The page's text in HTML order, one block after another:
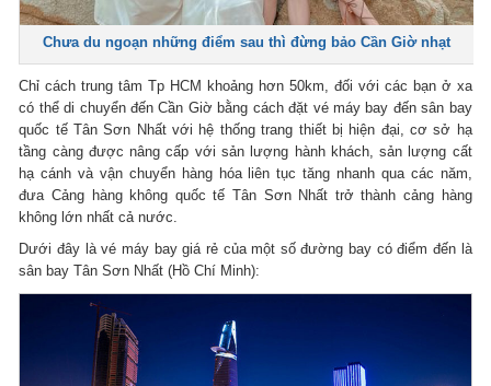
Chưa du ngoạn những điểm sau thì đừng bảo Cần Giờ nhạt
Chỉ cách trung tâm Tp HCM khoảng hơn 50km, đối với các bạn ở xa
có thể di chuyển đến Cần Giờ bằng cách đặt vé máy bay đến sân bay
quốc tế Tân Sơn Nhất với hệ thống trang thiết bị hiện đại, cơ sở hạ
tầng càng được nâng cấp với sản lượng hành khách, sản lượng cất
hạ cánh và vận chuyển hàng hóa liên tục tăng nhanh qua các năm,
đưa Cảng hàng không quốc tế Tân Sơn Nhất trở thành cảng hàng
không lớn nhất cả nước.
Dưới đây là vé máy bay giá rẻ của một số đường bay có điểm đến là
sân bay Tân Sơn Nhất (Hồ Chí Minh):